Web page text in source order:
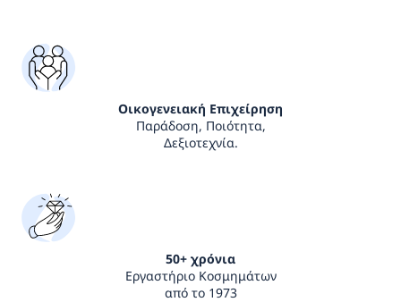
Οικογενειακή Επιχείρηση
Παράδοση, Ποιότητα,
Δεξιοτεχνία.
50+ χρόνια
Εργαστήριο Κοσμημάτων
από το 1973